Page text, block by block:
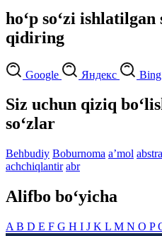
ho‘p so‘zi
qidiring
Google Яндекс Bing
Siz uchun qiziq
so‘zlar
Behbudiy Boburnoma aʼmol
achchiqlantir abr
Alifbo bo‘yicha
A B D E F G H I J K L M N O P